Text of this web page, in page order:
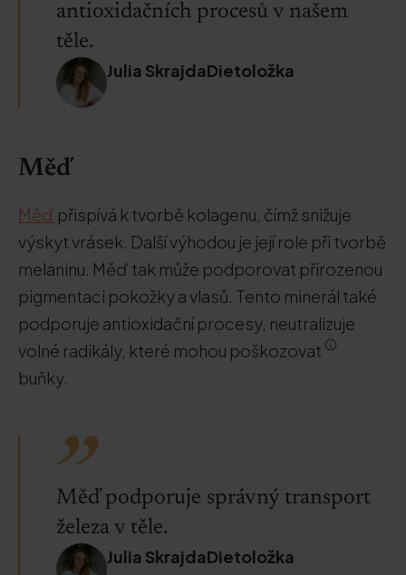
antioxidačních procesů v našem
těle.
Julia SkrajdaDietoložka
Měď
Měď přispívá k tvorbě kolagenu, čímž snižuje
výskyt vrásek. Další výhodou je její role při tvorbě
melaninu. Měď tak může podporovat přirozenou
pigmentaci pokožky a vlasů. Tento minerál také
podporuje antioxidační procesy, neutralizuje
volné radikály, které mohou poškozovat
buňky.
Měď podporuje správný transport
železa v těle.
Julia SkrajdaDietoložka